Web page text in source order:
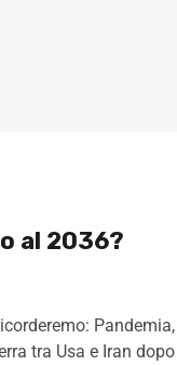
al 2036?
Pandemia,
tra Usa e Iran dopo